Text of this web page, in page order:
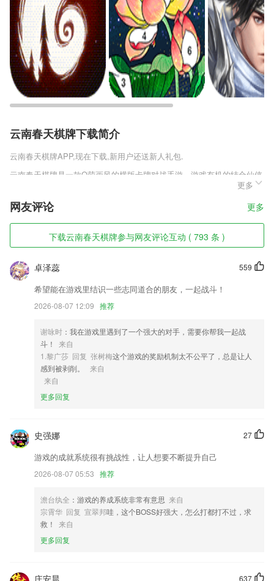
云南春天棋牌下载简介
云南春天棋牌APP,现在下载,新用户还送新人礼包.
云南春天棋牌是一款Q萌画风的横版卡牌对战手游，游戏有机的结合仙侠
类，经典剧情，重走仙侠路，持神兵利器，斩妖除魔;灵铸通天大阵，锻
体强魂，造就五行之力;神羽降世，飞天遁地。你可以自由的组合，给妖
怪装备上卡牌还可以大幅提升妖怪的能力。携神宠骑神兽，倩女相伴闯江
湖,创仙盟，与兄弟制霸天下;上古BOSS，混世魔王，统统击之，五行战
场，唯我独尊，结婚生子，仙家福地，逍遥一生。
1,真实反映了你在每个阶段对所学习单词的遗忘率。
2,专门为宴会人所提供的办公功能，使用的过程中更加的方便快捷。
3,分类涵盖题材，精选和作者3种方式，个性化推荐满足漫迷们的挑剔口
指尖错过!
4,员工健康管理，轻松检查保单。 选择多种保健产品，享受更多福利，
关注员工的健康，享受贴心服务。
5,轻轻松松打造出属于你的人性化阅读主题，背景照片一键转换，带来你
视觉效果上的绮丽冲击性。
云南春天棋牌软件优势
1.★您的私人课堂
2.·自然拼读是种将字母与语音对应起来的发音规律，可不借助字典和音
3.基于最新的教科书章节，并根据教科书和相关法律法规对试题库中的试
题进行详细分析。
4.全文翻译，多个语种互译，随时全球通；
6.所有这些问题以及更多的问题都将由在线艺术史课程应用WTA来回答。
更多
网友评论 更多
下载云南春天棋牌参与网友评论互动 ( 793 条 )
559
卓泽蕊
希望能在游戏里结识一些志同道合的朋友，一起战斗！
2026-08-07 12:09 推荐
谢咏时 ：我在游戏里遇到了一个强大的对手，需要你帮我一起战
斗！
来自
1.黎广莎 回复 张树梅这个游戏的奖励机制太不公平了，总是让人
感到被剥削。
来自
来自
更多回复
27
史强娜
游戏的成就系统很有挑战性，让人想要不断提升自己
2026-08-07 05:53 推荐
澹台纨全 ：游戏的养成系统非常有意思 来自
宗霄华 回复 宣翠邦哇，这个BOSS好强大，怎么打都打不过，求
救！
来自
更多回复
637
庄安晨